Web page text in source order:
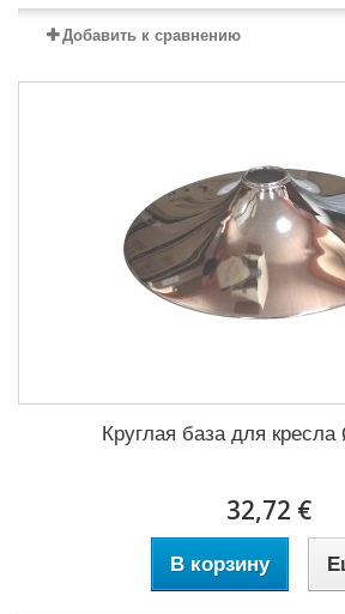
Добавить к сравнению
Круглая база для
32,72 €
В корзину